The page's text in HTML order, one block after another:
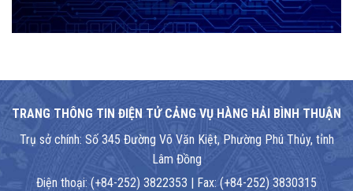
TRANG THÔNG TIN ĐIỆN TỬ CẢNG VỤ HÀNG HẢI BÌNH THUẬN
Trụ sở chính: Số 345 Đường Võ Văn Kiệt, Phường Phú Thủy, tỉnh
Lâm Đồng
Điện thoại: (+84-252) 3822353 | Fax: (+84-252) 3830315